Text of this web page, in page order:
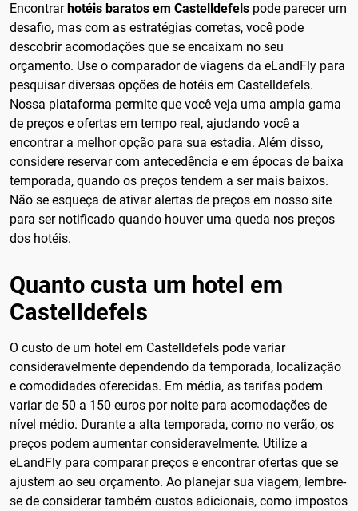
Encontrar hotéis baratos em Castelldefels pode parecer um
desafio, mas com as estratégias corretas, você pode
descobrir acomodações que se encaixam no seu
orçamento. Use o comparador de viagens da eLandFly para
pesquisar diversas opções de hotéis em Castelldefels.
Nossa plataforma permite que você veja uma ampla gama
de preços e ofertas em tempo real, ajudando você a
encontrar a melhor opção para sua estadia. Além disso,
considere reservar com antecedência e em épocas de baixa
temporada, quando os preços tendem a ser mais baixos.
Não se esqueça de ativar alertas de preços em nosso site
para ser notificado quando houver uma queda nos preços
dos hotéis.
Quanto custa um hotel em
Castelldefels
O custo de um hotel em Castelldefels pode variar
consideravelmente dependendo da temporada, localização
e comodidades oferecidas. Em média, as tarifas podem
variar de 50 a 150 euros por noite para acomodações de
nível médio. Durante a alta temporada, como no verão, os
preços podem aumentar consideravelmente. Utilize a
eLandFly para comparar preços e encontrar ofertas que se
ajustem ao seu orçamento. Ao planejar sua viagem, lembre-
se de considerar também custos adicionais, como impostos